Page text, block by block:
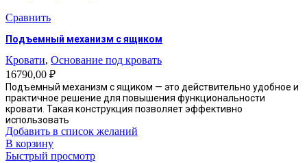
Опции
выбрать
странице
товара.
Сравнить
Подъемный механизм с ящиком
Кровати, Основание под кровать
16790,00 ₽
Подъемный механизм с ящиком — это действительно удобное и
практичное решение для повышения функциональности
кровати. Такая конструкция позволяет эффективно
использовать
Добавить в список желаний
В корзину
Быстрый просмотр